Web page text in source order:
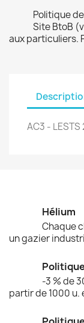
Politique
Site BtoB
aux particuliers.
AC3 -
Hélium
Chaque
un gazier
-3 % de
partir de 1000 u.